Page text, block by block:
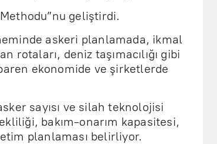
geliştirdi.
askeri planlamada, ikmal
rotaları, deniz taşımacılığı gibi
ekonomide ve şirketlerde
sayısı ve silah teknolojisi
bakım-onarım kapasitesi,
planlaması belirliyor.